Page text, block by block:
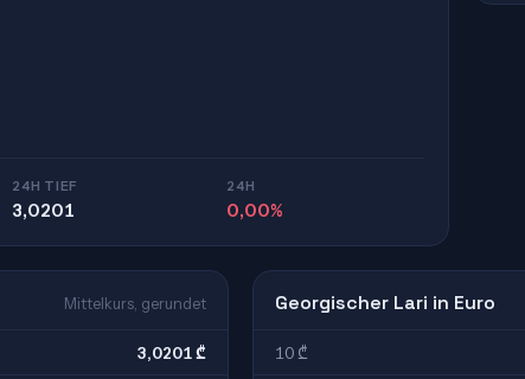
24H TIEF
3,0201
24H
0,00%
Mittelkurs, gerundet
3,0201 ₾
Georgischer Lari in Euro
10 ₾